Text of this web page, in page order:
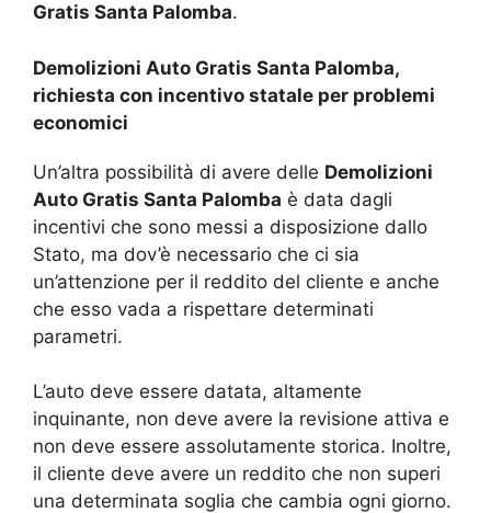
Gratis Santa Palomba.
Demolizioni Auto Gratis Santa Palomba,
richiesta con incentivo statale per problemi
economici
Un’altra possibilità di avere delle Demolizioni
Auto Gratis Santa Palomba è data dagli
incentivi che sono messi a disposizione dallo
Stato, ma dov’è necessario che ci sia
un’attenzione per il reddito del cliente e anche
che esso vada a rispettare determinati
parametri.
L’auto deve essere datata, altamente
inquinante, non deve avere la revisione attiva e
non deve essere assolutamente storica. Inoltre,
il cliente deve avere un reddito che non superi
una determinata soglia che cambia ogni giorno.